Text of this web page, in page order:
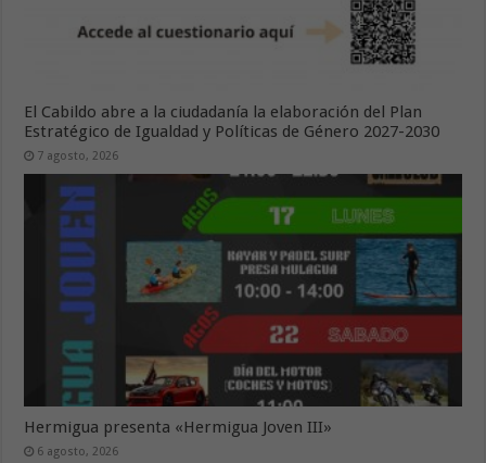
El Cabildo abre a la ciudadanía la elaboración del Plan
Estratégico de Igualdad y Políticas de Género 2027-2030
7 agosto, 2026
Hermigua presenta «Hermigua Joven III»
6 agosto, 2026